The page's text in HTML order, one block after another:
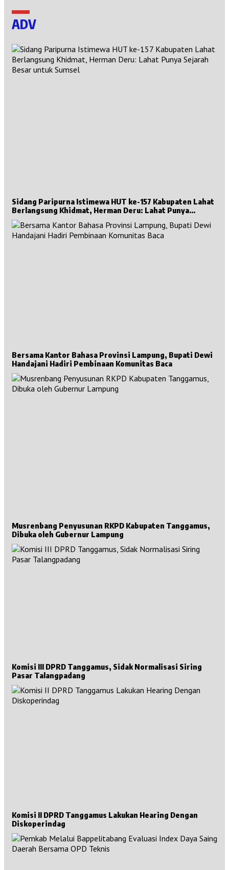
ADV
Sidang Paripurna Istimewa HUT ke-157 Kabupaten Lahat
Berlangsung Khidmat, Herman Deru: Lahat Punya
Sejarah Besar untuk Sumsel
Bersama Kantor Bahasa Provinsi Lampung, Bupati Dewi
Handajani Hadiri Pembinaan Komunitas Baca
Musrenbang Penyusunan RKPD Kabupaten Tanggamus,
Dibuka oleh Gubernur Lampung
Komisi III DPRD Tanggamus, Sidak Normalisasi Siring
Pasar Talangpadang
Komisi II DPRD Tanggamus Lakukan Hearing Dengan
Diskoperindag